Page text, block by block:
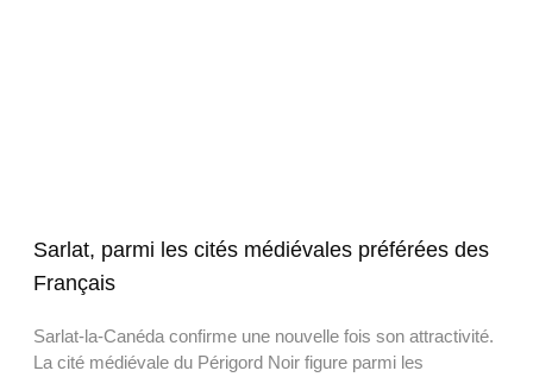
Sarlat, parmi les cités médiévales préférées des
Français
Sarlat-la-Canéda confirme une nouvelle fois son attractivité.
La cité médiévale du Périgord Noir figure parmi les